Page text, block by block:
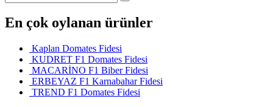
En çok oylanan ürünler
Kaplan Domates Fidesi
KUDRET F1 Domates Fidesi
MACARİNO F1 Biber Fidesi
ERBEYAZ F1 Karnabahar Fidesi
TREND F1 Domates Fidesi